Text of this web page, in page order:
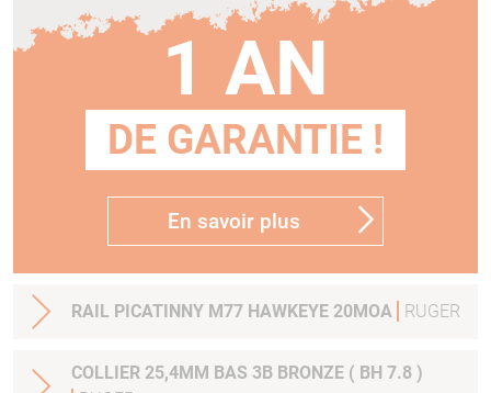
1 AN
DE GARANTIE !
En savoir plus
RAIL PICATINNY M77 HAWKEYE 20MOA RUGER
COLLIER 25,4MM BAS 3B BRONZE ( BH 7.8 )